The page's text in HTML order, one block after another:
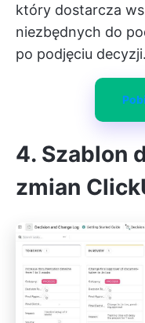
który dostarcza
niezbędnych do
po podjęciu decyzji.
4. Szablon
zmian